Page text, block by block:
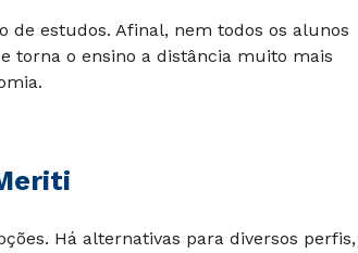
estudos. Afinal, nem todos os alunos
torna o ensino a distância muito mais
Há alternativas para diversos perfis,